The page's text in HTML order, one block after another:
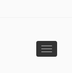
Toggle